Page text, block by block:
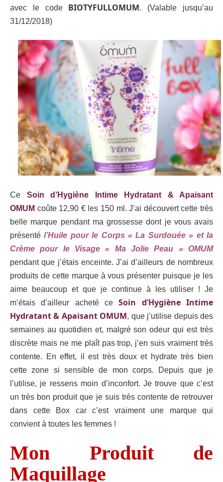
avec le code BIOTYFULLOMUM. (Valable jusqu’au
31/12/2018)
Ce Soin d’Hygiène Intime Hydratant & Apaisant
OMUM coûte 12,90 € les 150 ml. J’ai découvert cette très
belle marque pendant ma grossesse dont je vous avais
présentél’Huile pour le Corps « La Surdouée » et la
Crème pour le Visage « Ma Jolie Peau » OMUM
pendant que j’étais enceinte. J’ai d’ailleurs de nombreux
produits de cette marque à vous présenter puisque je les
aime beaucoup et que je continue à les utiliser ! Je
m’étais d’ailleur acheté ceSoin d’Hygiène Intime
Hydratant & Apaisant OMUM, que j’utilise depuis des
semaines au quotidien et, malgré son odeur qui est très
discrète mais ne me plaît pas trop, j’en suis vraiment très
contente. En effet, il est très doux et hydrate très bien
cette zone si sensible de mon corps. Depuis que je
l’utilise, je ressens moin d’inconfort. Je trouve que c’est
un très bon produit que je suis très contente de retrouver
dans cette Box car c’est vraiment une marque qui
convient à toutes les femmes !
Mon Produit de
Maquillage